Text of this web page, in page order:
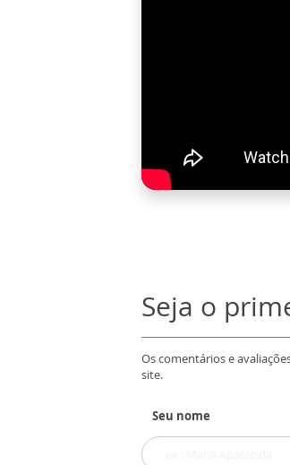
Seja o
Os comentários e
site.
Seu nome